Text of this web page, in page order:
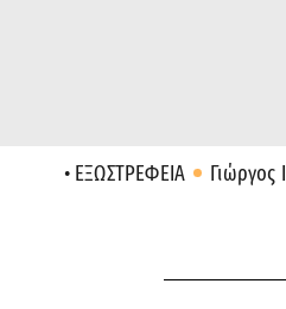
• ΕΞΩΣΤΡΕΦΕΙΑ Γιώργος